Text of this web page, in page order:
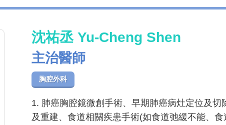
沈祐丞 Yu-Cheng Shen
主治醫師
胸腔外科
1. 肺癌胸腔鏡微創手術、早期肺癌病灶定位及
及重建、食道相關疾患手術(如食道弛緩不能、